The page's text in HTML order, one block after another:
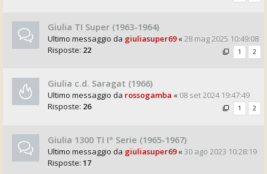
Giulia TI Super (1963-1964)
Ultimo messaggio da giuliasuper69«28 mag 2025 10:49:08
Risposte: 22 1 2
Giulia c.d. Saragat (1966)
Ultimo messaggio da rossogamba « 08 set 2024 19:47:49
Risposte: 26 1 2
Giulia 1300 TI I° Serie (1965-1967)
Ultimo messaggio da giuliasuper69«30 ago 2023 10:28:19
Risposte: 17